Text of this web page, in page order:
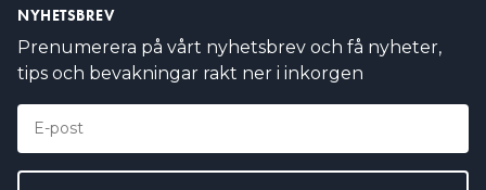
NYHETSBREV
Prenumerera på vårt nyhetsbrev och få nyheter,
tips och bevakningar rakt ner i inkorgen